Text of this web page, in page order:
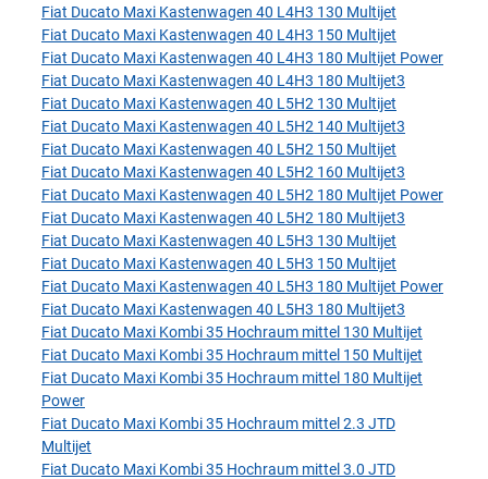
Fiat Ducato Maxi Kastenwagen 40 L4H3 130 Multijet
Fiat Ducato Maxi Kastenwagen 40 L4H3 150 Multijet
Fiat Ducato Maxi Kastenwagen 40 L4H3 180 Multijet Power
Fiat Ducato Maxi Kastenwagen 40 L4H3 180 Multijet3
Fiat Ducato Maxi Kastenwagen 40 L5H2 130 Multijet
Fiat Ducato Maxi Kastenwagen 40 L5H2 140 Multijet3
Fiat Ducato Maxi Kastenwagen 40 L5H2 150 Multijet
Fiat Ducato Maxi Kastenwagen 40 L5H2 160 Multijet3
Fiat Ducato Maxi Kastenwagen 40 L5H2 180 Multijet Power
Fiat Ducato Maxi Kastenwagen 40 L5H2 180 Multijet3
Fiat Ducato Maxi Kastenwagen 40 L5H3 130 Multijet
Fiat Ducato Maxi Kastenwagen 40 L5H3 150 Multijet
Fiat Ducato Maxi Kastenwagen 40 L5H3 180 Multijet Power
Fiat Ducato Maxi Kastenwagen 40 L5H3 180 Multijet3
Fiat Ducato Maxi Kombi 35 Hochraum mittel 130 Multijet
Fiat Ducato Maxi Kombi 35 Hochraum mittel 150 Multijet
Fiat Ducato Maxi Kombi 35 Hochraum mittel 180 Multijet
Power
Fiat Ducato Maxi Kombi 35 Hochraum mittel 2.3 JTD
Multijet
Fiat Ducato Maxi Kombi 35 Hochraum mittel 3.0 JTD